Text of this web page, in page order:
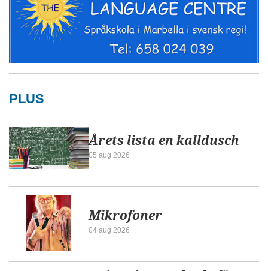
PLUS
Årets lista en kalldusch
05 aug 2026
Mikrofoner
04 aug 2026